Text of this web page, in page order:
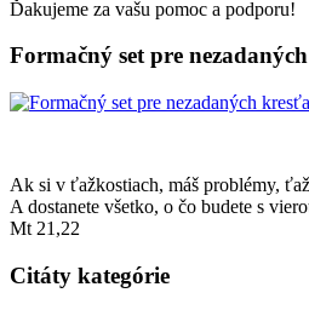
Ďakujeme za vašu pomoc a podporu!
Formačný set pre nezadaných
Ak si v ťažkostiach, máš problémy,
A dostanete všetko, o čo budete s
Mt 21,22
Citáty kategórie